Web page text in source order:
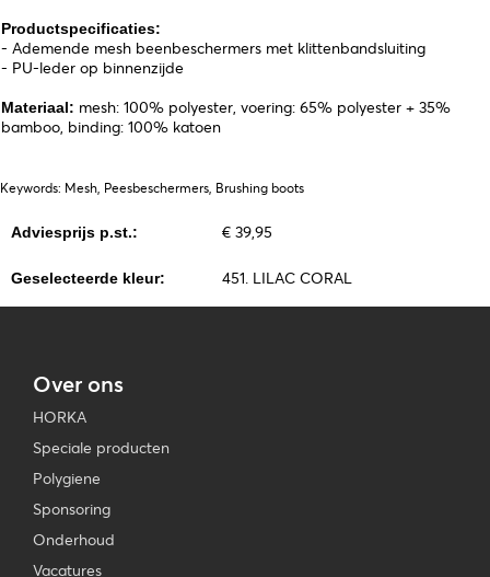
Productspecificaties:
- Ademende mesh beenbeschermers met klittenbandsluiting
- PU-leder op binnenzijde
Materiaal: mesh: 100% polyester, voering: 65% polyester + 35%
bamboo, binding: 100% katoen
Keywords: Mesh, Peesbeschermers, Brushing boots
Adviesprijs p.st.: € 39,95
Geselecteerde kleur: 451. LILAC CORAL
Over ons
HORKA
Speciale producten
Polygiene
Sponsoring
Onderhoud
Vacatures